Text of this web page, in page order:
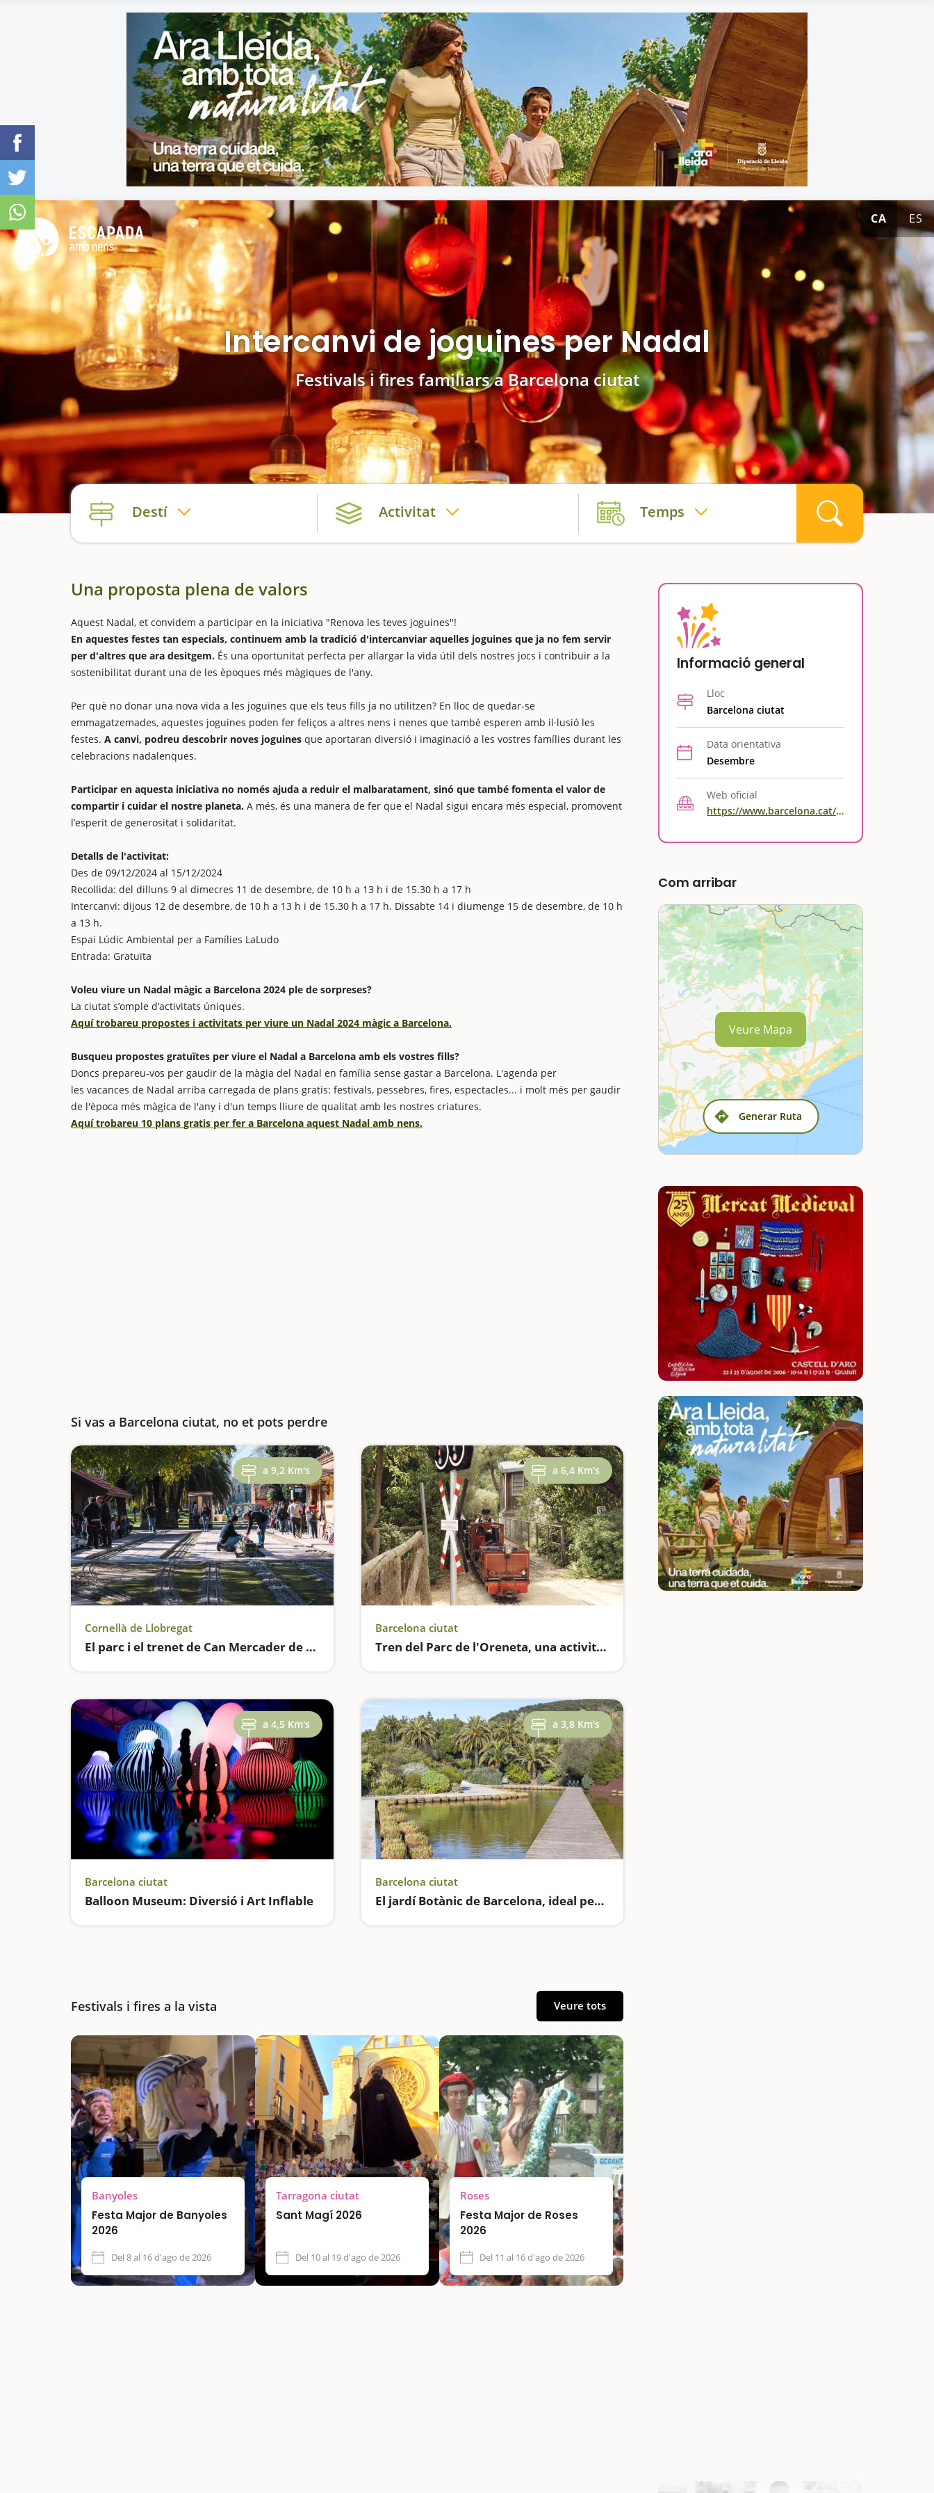
CA ES
Intercanvi de joguines per Nadal
Festivals i fires familiars a Barcelona ciutat
Destí Activitat Temps
Una proposta plena de valors
Aquest Nadal, et convidem a participar en la iniciativa "Renova les teves joguines"!
En aquestes festes tan especials, continuem amb la tradició d'intercanviar aquelles joguines que ja no fem servir
per d'altres que ara desitgem. És una oportunitat perfecta per allargar la vida útil dels nostres jocs i contribuir a la
sostenibilitat durant una de les èpoques més màgiques de l'any.
Per què no donar una nova vida a les joguines que els teus fills ja no utilitzen? En lloc de quedar-se
emmagatzemades, aquestes joguines poden fer feliços a altres nens i nenes que també esperen amb il·lusió les
festes. A canvi, podreu descobrir noves joguines que aportaran diversió i imaginació a les vostres famílies durant les
celebracions nadalenques.
Participar en aquesta iniciativa no només ajuda a reduir el malbaratament, sinó que també fomenta el valor de
compartir i cuidar el nostre planeta. A més, és una manera de fer que el Nadal sigui encara més especial, promovent
l’esperit de generositat i solidaritat.
Detalls de l'activitat:
Des de 09/12/2024 al 15/12/2024
Recollida: del dilluns 9 al dimecres 11 de desembre, de 10 h a 13 h i de 15.30 h a 17 h
Intercanvi: dijous 12 de desembre, de 10 h a 13 h i de 15.30 h a 17 h. Dissabte 14 i diumenge 15 de desembre, de 10 h
a 13 h.
Espai Lúdic Ambiental per a Famílies LaLudo
Entrada: Gratuïta
Voleu viure un Nadal màgic a Barcelona 2024 ple de sorpreses?
La ciutat s’omple d’activitats úniques.
Aquí trobareu propostes i activitats per viure un Nadal 2024 màgic a Barcelona.
Busqueu propostes gratuïtes per viure el Nadal a Barcelona amb els vostres fills?
Doncs prepareu-vos per gaudir de la màgia del Nadal en família sense gastar a Barcelona. L'agenda per
les vacances de Nadal arriba carregada de plans gratis: festivals, pessebres, fires, espectacles... i molt més per gaudir
de l'època més màgica de l'any i d'un temps lliure de qualitat amb les nostres criatures.
Aquí trobareu 10 plans gratis per fer a Barcelona aquest Nadal amb nens.
Si vas a Barcelona ciutat, no et pots perdre
a 9,2 Km's
Cornellà de Llobregat
El parc i el trenet de Can Mercader de Cornellà
a 6,4 Km's
Barcelona ciutat
Tren del Parc de l'Oreneta, una activitat per fer amb nens a Barcelona
a 4,5 Km's
Barcelona ciutat
Balloon Museum: Diversió i Art Inflable
a 3,8 Km's
Barcelona ciutat
El jardí Botànic de Barcelona, ideal per anar amb nens a Barcelona
Festivals i fires a la vista Veure tots
Banyoles
Festa Major de Banyoles
2026
Del 8 al 16 d'ago de 2026
Tarragona ciutat
Sant Magí 2026
Del 10 al 19 d'ago de 2026
Roses
Festa Major de Roses
2026
Del 11 al 16 d'ago de 2026
Informació general
Lloc
Barcelona ciutat
Data orientativa
Desembre
Web oficial
https://www.barcelona.cat/nadal/ca/activitats/detall/renova-les-teves-joguines_99400723280.html
Com arribar
Generar Ruta
Veure Mapa